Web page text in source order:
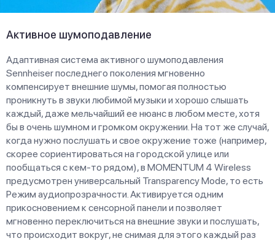
Активное шумоподавление
Адаптивная система активного шумоподавления
Sennheiser последнего поколения мгновенно
компенсирует внешние шумы, помогая полностью
проникнуть в звуки любимой музыки и хорошо слышать
каждый, даже мельчайший ее нюанс в любом месте, хотя
бы в очень шумном и громком окружении. На тот же случай,
когда нужно послушать и свое окружение тоже (например,
скорее сориентироваться на городской улице или
пообщаться с кем-то рядом), в MOMENTUM 4 Wireless
предусмотрен универсальный Transparency Mode, то есть
Режим аудиопрозрачности. Активируется одним
прикосновением к сенсорной панели и позволяет
мгновенно переключиться на внешние звуки и послушать,
что происходит вокруг, не снимая для этого каждый раз